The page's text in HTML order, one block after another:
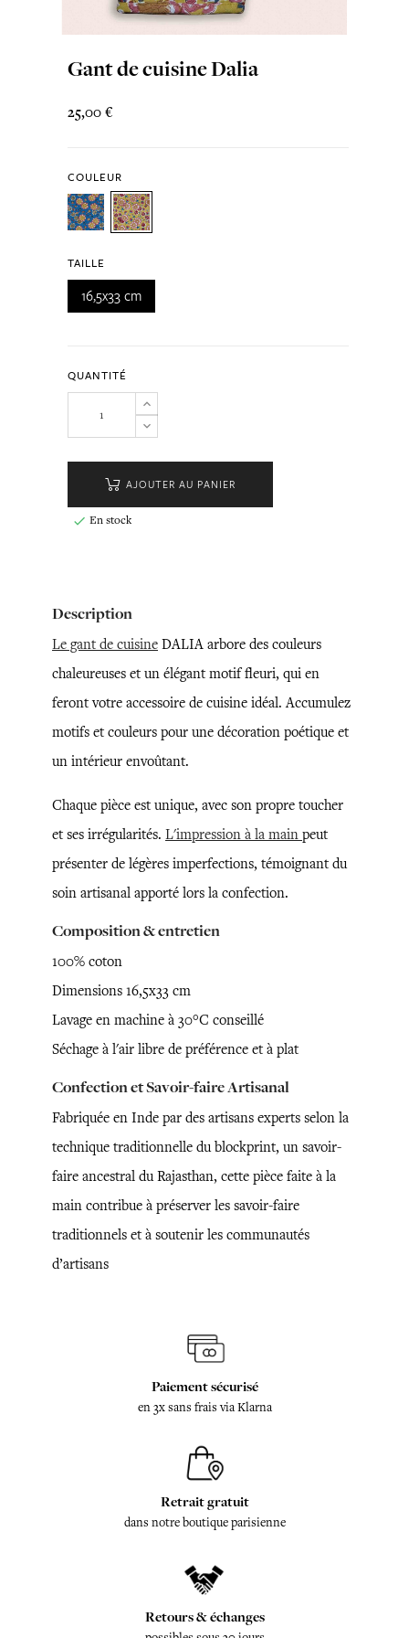
Gant de cuisine Dalia
25,00 €
COULEUR
TAILLE
16,5x33 cm
QUANTITÉ
AJOUTER AU PANIER
 En stock
Description
Le gant de cuisine DALIA arbore des couleurs
chaleureuses et un élégant motif fleuri, qui en
feront votre accessoire de cuisine idéal. Accumulez
motifs et couleurs pour une décoration poétique et
un intérieur envoûtant.
Chaque pièce est unique, avec son propre toucher
et ses irrégularités. L'impression à la main peut
présenter de légères imperfections, témoignant du
soin artisanal apporté lors la confection.
Composition & entretien
100% coton
Dimensions 16,5x33 cm
Lavage en machine à 30°C conseillé
Séchage à l'air libre de préférence et à plat
Confection et Savoir-faire Artisanal
Fabriquée en Inde par des artisans experts selon la
technique traditionnelle du blockprint, un savoir-
faire ancestral du Rajasthan, cette pièce faite à la
main contribue à préserver les savoir-faire
traditionnels et à soutenir les communautés
d’artisans
Paiement sécurisé
en 3x sans frais via Klarna
Retrait gratuit
dans notre boutique parisienne
Retours & échanges